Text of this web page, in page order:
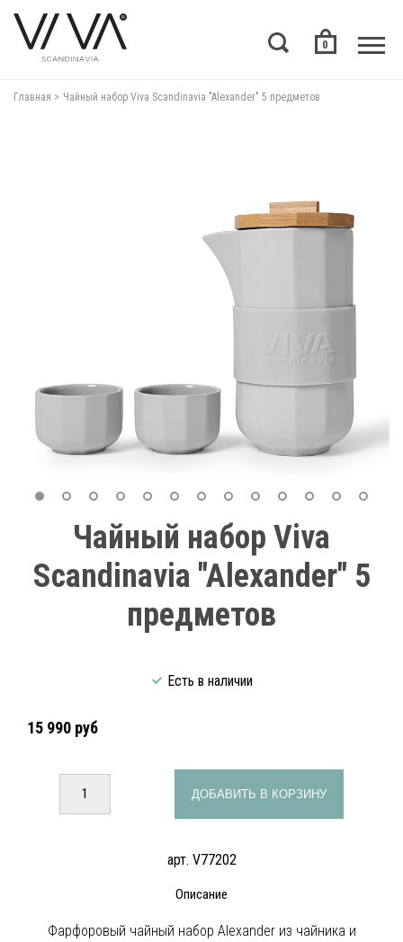
0
Главная Чайный набор Viva Scandinavia "Alexander" 5 предметов
Чайный набор Viva
Scandinavia "Alexander" 5
предметов
Есть в наличии
15 990 руб
ДОБАВИТЬ В КОРЗИНУ
арт. V77202
Описание
Фарфоровый чайный набор Alexander из чайника и